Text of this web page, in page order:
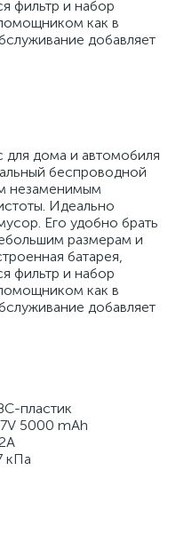
фильтр и набор
как в
добавляет
дома и автомобиля
беспроводной
незаменимым
Идеально
Его удобно брать
размерам и
батарея,
фильтр и набор
как в
добавляет
пластик
5000 mAh
кПа